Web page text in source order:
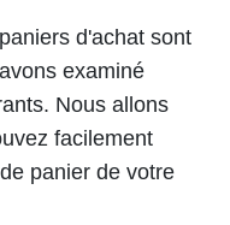
d'achat sont
examiné
Nous allons
facilement
panier de votre